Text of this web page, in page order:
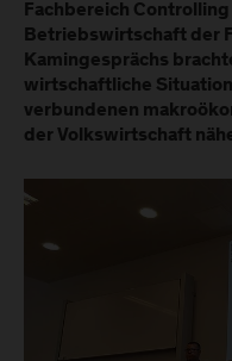
Fachbereich
Betriebswirtschaft der
Kamingesprächs
wirtschaftliche
verbundenen
der Volkswirtschaft